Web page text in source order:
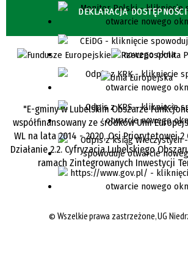
DEKLARACJA
"E-gminy w Lubelskim Obszarze
współfinansowany ze środków Unii
WL na lata 2014 - 2020, Osi Priorytetowej 2
Działanie 2.2. Cyfryzacja Lubelskiego
ramach Zintegrowanych Inwestycji
©Wszelkie prawa zastrzeżone, UG